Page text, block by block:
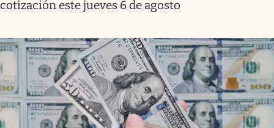
cotización este jueves 6 de agosto